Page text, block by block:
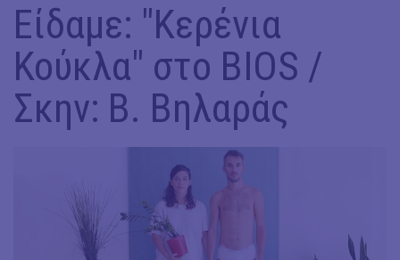
Είδαμε: "Κερένια
Κούκλα" στο BIOS /
Σκην: Β. Βηλαράς